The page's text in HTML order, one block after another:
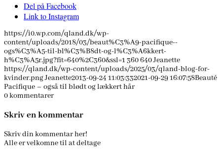
Del på Facebook
Link to Instagram
https://i0.wp.com/qland.dk/wp-
content/uploads/2018/03/beaut%C3%A9-pacifique--
ogs%C3%A5-til-bl%C3%B8dt-og-l%C3%A6kkert-
h%C3%A5r.jpg?fit=640%2C360&ssl=1 360640Jeanette
https://qland.dk/wp-content/uploads/2025/03/qland-blog-for-
kvinder.pngJeanette2013-09-24 11:03:332021-09-29 16:07:58Beauté
Pacifique – også til blødt og lækkert hår
0kommentarer
Skriv en kommentar
Skriv din kommentar her!
Alle er velkomne til at deltage